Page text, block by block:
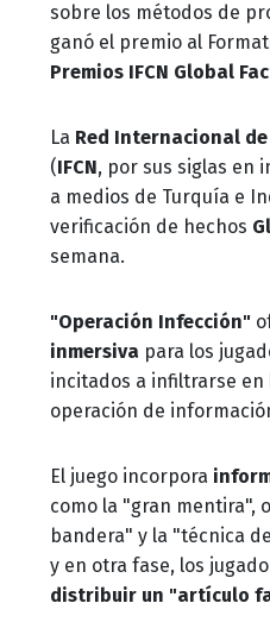
sobre los métodos de
ganó el premio al
Premios IFCN Global
La Red Internacional
(IFCN, por sus siglas en
a medios de Turquía e
verificación de hechos
semana.
"Operación Infección"
inmersiva para los
incitados a infiltrarse en
operación de
El juego incorpora
como la "gran mentira",
bandera" y la "técnica
y en otra fase, los
distribuir un "artículo